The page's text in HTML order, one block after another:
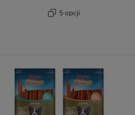
5 opcji